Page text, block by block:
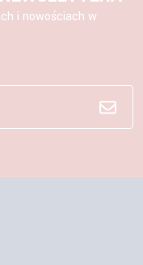
i nowościach w